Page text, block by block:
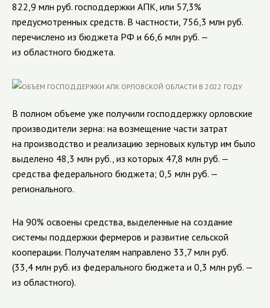
822,9 млн руб. господдержки АПК, или 57,3%
предусмотренных средств. В частности, 756,3 млн руб.
перечислено из бюджета РФ и 66,6 млн руб. —
из областного бюджета.
В полном объеме уже получили господдержку орловские
производители зерна: на возмещение части затрат
на производство и реализацию зерновых культур им было
выделено 48,3 млн руб., из которых 47,8 млн руб. —
средства федерального бюджета; 0,5 млн руб. —
регионального.
На 90% освоены средства, выделенные на создание
системы поддержки фермеров и развитие сельской
кооперации. Получателям направлено 33,7 млн руб.
(33,4 млн руб. из федерального бюджета и 0,3 млн руб. —
из областного).